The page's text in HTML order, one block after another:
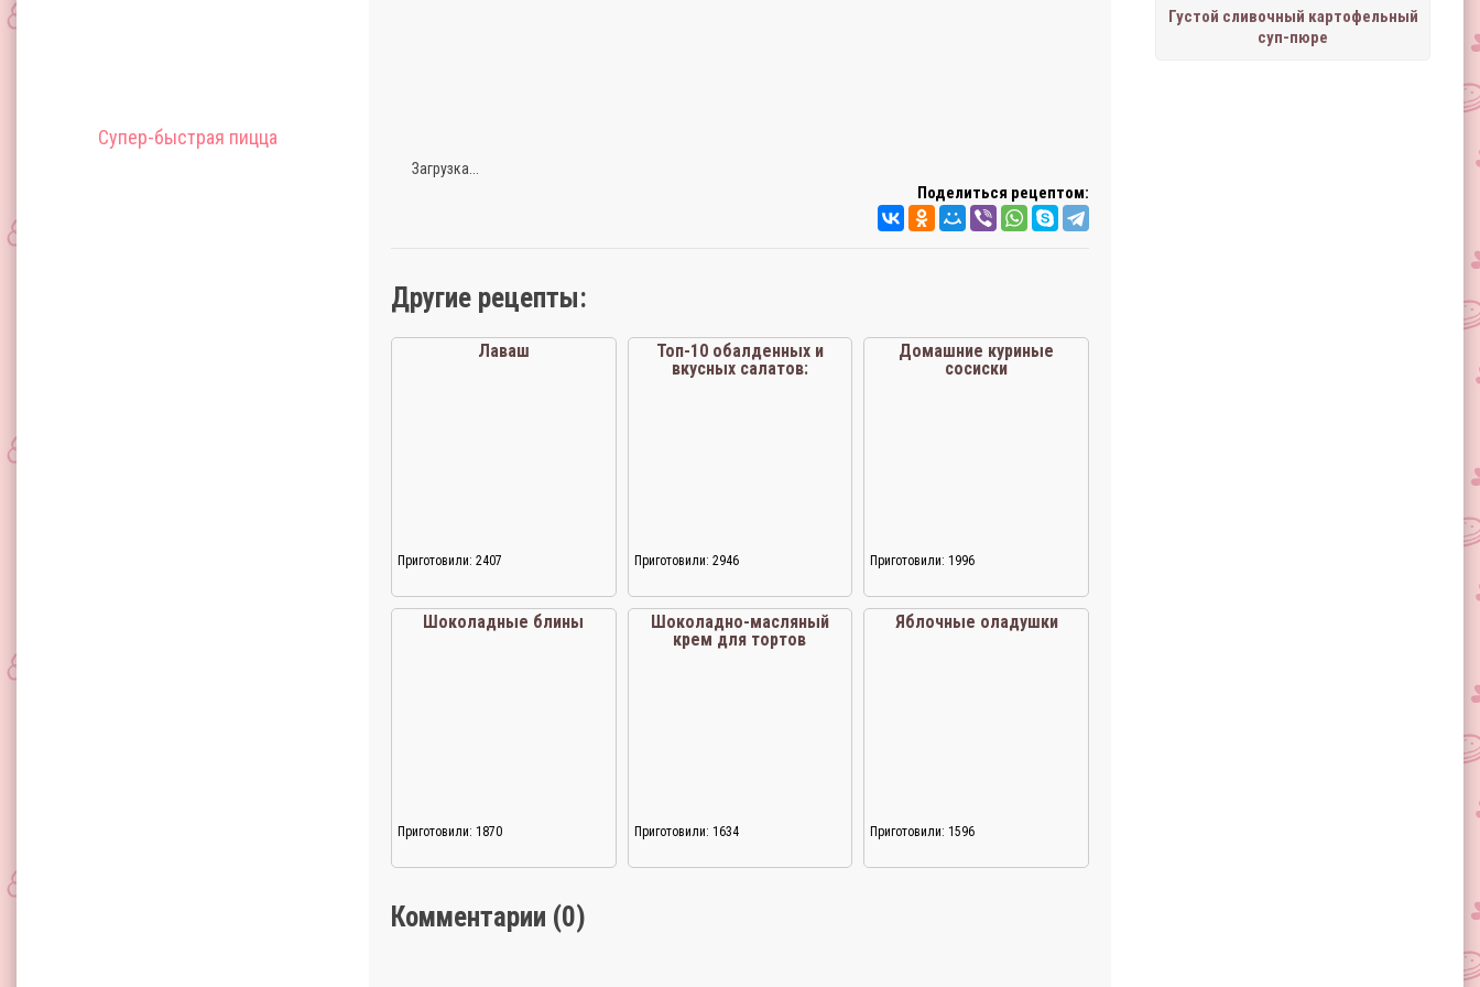
Супер-быстрая пицца
Густой сливочный картофельный
суп-пюре
Загрузка...
Поделиться рецептом:
Другие рецепты:
Лаваш
Приготовили: 2407
Топ-10 обалденных и
вкусных салатов:
Приготовили: 2946
Домашние куриные
сосиски
Приготовили: 1996
Шоколадные блины
Приготовили: 1870
Шоколадно-масляный
крем для тортов
Приготовили: 1634
Яблочные оладушки
Приготовили: 1596
Комментарии (0)